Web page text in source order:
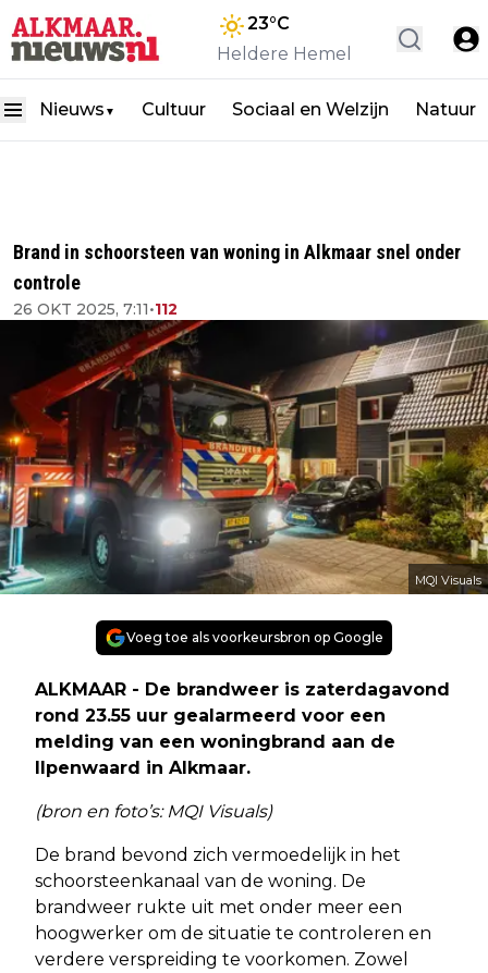
23°C
Heldere Hemel
Nieuws ▼ Cultuur Sociaal en Welzijn Natuur
Brand in schoorsteen van woning in Alkmaar snel onder
controle
26 OKT 2025, 7:11•112
MQI Visuals
Voeg toe als voorkeursbron op Google
ALKMAAR - De brandweer is zaterdagavond
rond 23.55 uur gealarmeerd voor een
melding van een woningbrand aan de
Ilpenwaard in Alkmaar.
(bron en foto’s: MQI Visuals)
De brand bevond zich vermoedelijk in het
schoorsteenkanaal van de woning. De
brandweer rukte uit met onder meer een
hoogwerker om de situatie te controleren en
verdere verspreiding te voorkomen. Zowel